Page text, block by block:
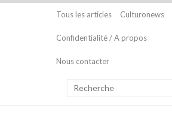
Tous les articles Culturonews
Confidentialité / A propos
Nous contacter